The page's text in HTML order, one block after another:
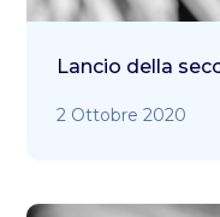
Lancio della
2 Ottobre 2020